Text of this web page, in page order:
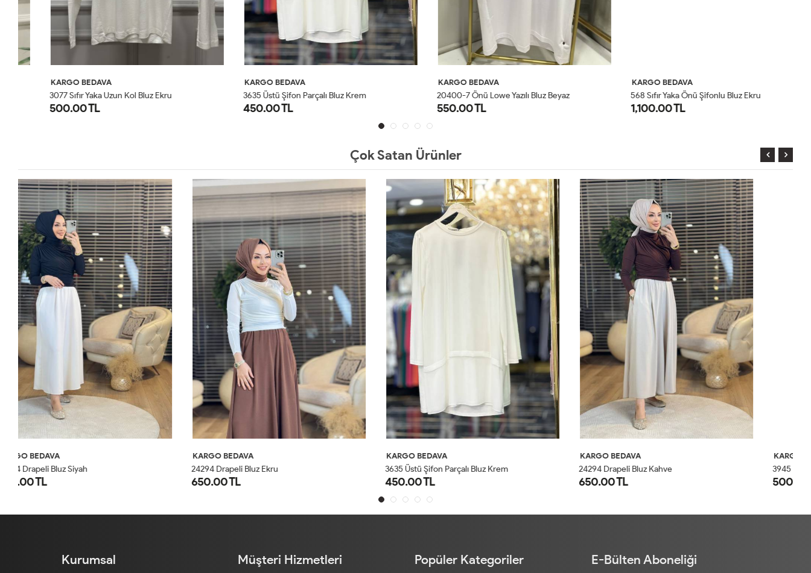
KARGO BEDAVA
3077 Sıfır Yaka Uzun Kol Bluz Ekru
500.00 TL
KARGO BEDAVA
3635 Üstü Şifon Parçalı Bluz Krem
450.00 TL
KARGO BEDAVA
20400-7 Önü Lowe Yazılı Bluz Beyaz
550.00 TL
KARGO BEDAVA
568 Sıfır Yaka Önü Şifonlu Bluz Ekru
1,100.00 TL
Çok Satan Ürünler
KARGO BEDAVA
24294 Drapeli Bluz Ekru
650.00 TL
KARGO BEDAVA
3635 Üstü Şifon Parçalı Bluz Krem
450.00 TL
KARGO BEDAVA
24294 Drapeli Bluz Kahve
650.00 TL
KARGO BEDAVA
3945 Uzun Kol Orta Boy Bluz Ekru
500.00 TL
Kurumsal Müşteri Hizmetleri Popüler Kategoriler E-Bülten Aboneliği